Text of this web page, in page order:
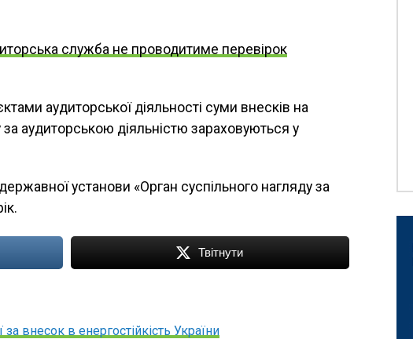
служба не проводитиме перевірок
аудиторської діяльності суми внесків на
за аудиторською діяльністю зараховуються у
установи «Орган суспільного нагляду за
Твітнути
внесок в енергостійкість України